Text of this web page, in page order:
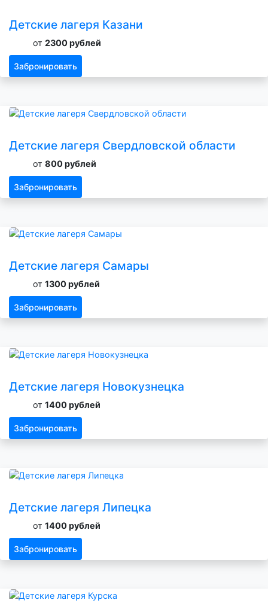
Детские лагеря Казани
от 2300 рублей
Забронировать
Детские лагеря Свердловской области
от 800 рублей
Забронировать
Детские лагеря Самары
от 1300 рублей
Забронировать
Детские лагеря Новокузнецка
от 1400 рублей
Забронировать
Детские лагеря Липецка
от 1400 рублей
Забронировать